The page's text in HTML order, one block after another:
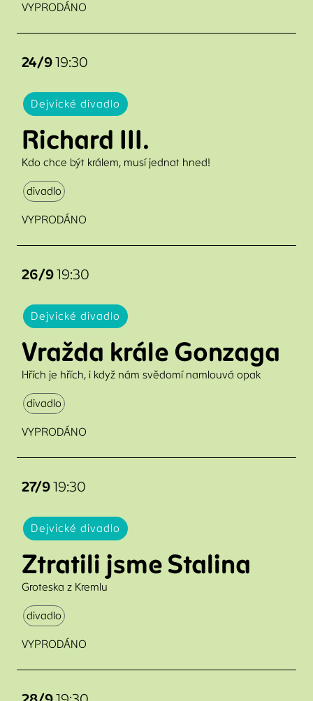
VYPRODÁNO
24/919:30
Dejvické divadlo
Richard III.
Kdo chce být králem, musí jednat hned!
divadlo
VYPRODÁNO
26/919:30
Dejvické divadlo
Vražda krále Gonzaga
Hřích je hřích, i když nám svědomí namlouvá opak
divadlo
VYPRODÁNO
27/919:30
Dejvické divadlo
Ztratili jsme Stalina
Groteska z Kremlu
divadlo
VYPRODÁNO